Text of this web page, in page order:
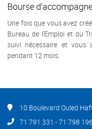
Bourse
Une fois que vous avez
Bureau de l’Emploi et du
suivi nécessaire et vous
pendant 12 mois.
10 Boulevard Ouled
71 791 331 - 71 798 196